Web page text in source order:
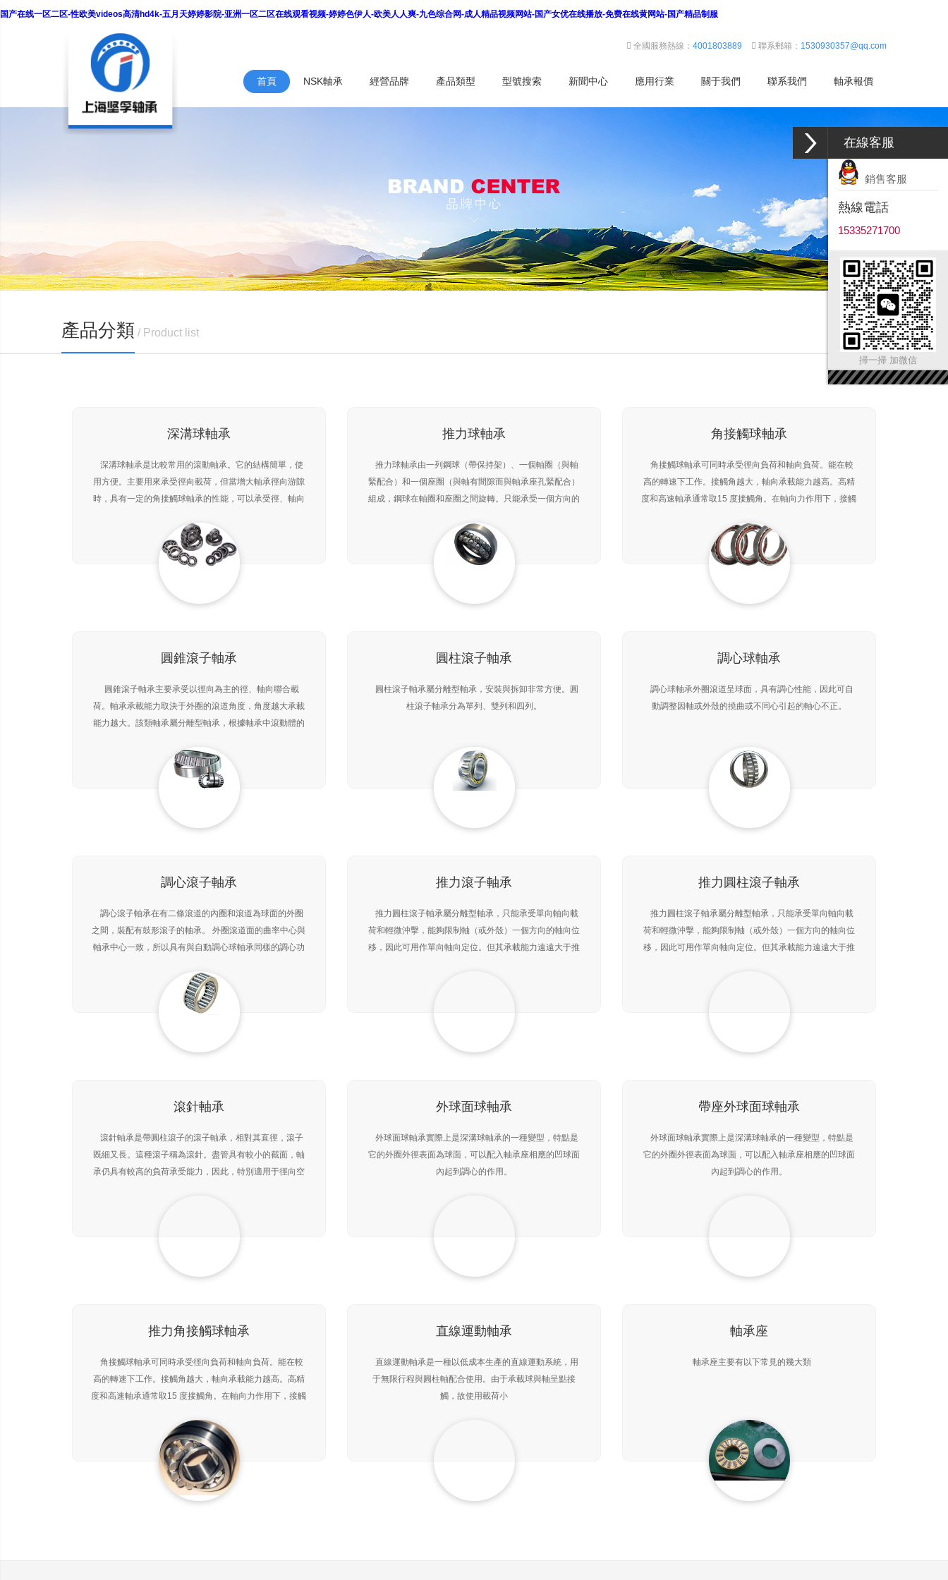
国产在线一区二区-性欧美videos高清hd4k-五月天婷婷影院-亚洲一区二区在线观看视频-婷婷色伊人-欧美人人爽-九色综合网-成人精品视频网站-国产女优在线播放-免费在线黄网站-国产精品制服
全國服務熱線： 4001803889 聯系郵箱： 1530930357@qq.com
首頁 NSK軸承 經營品牌 產品類型 型號搜索 新聞中心 應用行業 關于我們 聯系我們 軸承報價
產品分類 / Product list
深溝球軸承
深溝球軸承是比較常用的滾動軸承。它的結構簡單，使
用方便。主要用來承受徑向載荷，但當增大軸承徑向游隙
時，具有一定的角接觸球軸承的性能，可以承受徑、軸向
來
推力球軸承
推力球軸承由一列鋼球（帶保持架）、一個軸圈（與軸
緊配合）和一個座圈（與軸有間隙而與軸承座孔緊配合）
組成，鋼球在軸圈和座圈之間旋轉。只能承受一個方向的
布
角接觸球軸承
角接觸球軸承可同時承受徑向負荷和軸向負荷。能在較
高的轉速下工作。接觸角越大，軸向承載能力越高。高精
度和高速軸承通常取15 度接觸角。在軸向力作用下，接觸
圓錐滾子軸承
圓錐滾子軸承主要承受以徑向為主的徑、軸向聯合載
荷。軸承承載能力取決于外圈的滾道角度，角度越大承載
能力越大。該類軸承屬分離型軸承，根據軸承中滾動體的
軸承
圓柱滾子軸承
圓柱滾子軸承屬分離型軸承，安裝與拆卸非常方便。圓
柱滾子軸承分為單列、雙列和四列。
調心球軸承
調心球軸承外圈滾道呈球面，具有調心性能，因此可自
動調整因軸或外殼的撓曲或不同心引起的軸心不正。
調心滾子軸承
調心滾子軸承在有二條滾道的內圈和滾道為球面的外圈
之間，裝配有鼓形滾子的軸承。 外圈滾道面的曲率中心與
軸承中心一致，所以具有與自動調心球軸承同樣的調心功
推力滾子軸承
推力圓柱滾子軸承屬分離型軸承，只能承受單向軸向載
荷和輕微沖擊，能夠限制軸（或外殼）一個方向的軸向位
移，因此可用作單向軸向定位。但其承載能力遠遠大于推
推力圓柱滾子軸承
推力圓柱滾子軸承屬分離型軸承，只能承受單向軸向載
荷和輕微沖擊，能夠限制軸（或外殼）一個方向的軸向位
移，因此可用作單向軸向定位。但其承載能力遠遠大于推
滾針軸承
滾針軸承是帶圓柱滾子的滾子軸承，相對其直徑，滾子
既細又長。這種滾子稱為滾針。盡管具有較小的截面，軸
承仍具有較高的負荷承受能力，因此，特別適用于徑向空
外球面球軸承
外球面球軸承實際上是深溝球軸承的一種變型，特點是
它的外圈外徑表面為球面，可以配入軸承座相應的凹球面
內起到調心的作用。
帶座外球面球軸承
外球面球軸承實際上是深溝球軸承的一種變型，特點是
它的外圈外徑表面為球面，可以配入軸承座相應的凹球面
內起到調心的作用。
推力角接觸球軸承
角接觸球軸承可同時承受徑向負荷和軸向負荷。能在較
高的轉速下工作。接觸角越大，軸向承載能力越高。高精
度和高速軸承通常取15 度接觸角。在軸向力作用下，接觸
直線運動軸承
直線運動軸承是一種以低成本生產的直線運動系統，用
于無限行程與圓柱軸配合使用。由于承載球與軸呈點接
觸，故使用載荷小
軸承座
軸承座主要有以下常見的幾大類
在線客服
銷售客服
熱線電話
15335271700
掃一掃 加微信